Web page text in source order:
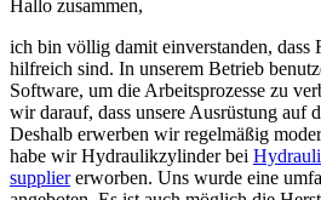
Hallo zusammen,
ich bin völlig damit einverstanden, dass
hilfreich sind. In unserem Betrieb
Software, um die Arbeitsprozesse zu
wir darauf, dass unsere Ausrüstung auf
Deshalb erwerben wir regelmäßig
habe wir Hydraulikzylinder bei
suppliererworben. Uns wurde eine